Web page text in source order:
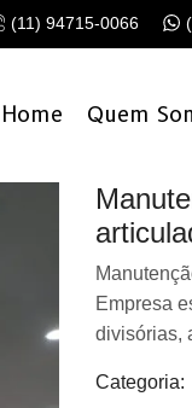
(11) 94715-0066
Home Quem
Empresa
divisórias,
Categoria: